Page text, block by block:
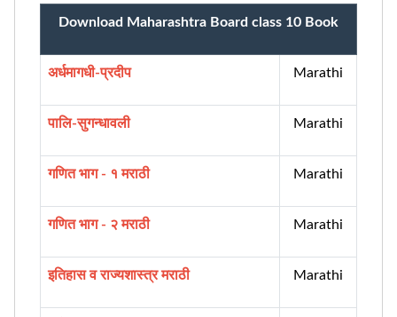
Download Maharashtra Board class 10 Book
अर्धमागधी-प्रदीप Marathi
पालि-सुगन्धावली Marathi
गणित भाग - १ मराठी Marathi
गणित भाग - २ मराठी Marathi
इतिहास व राज्यशास्त्र मराठी Marathi